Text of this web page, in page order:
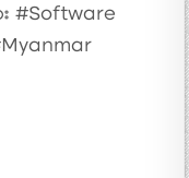
#Software